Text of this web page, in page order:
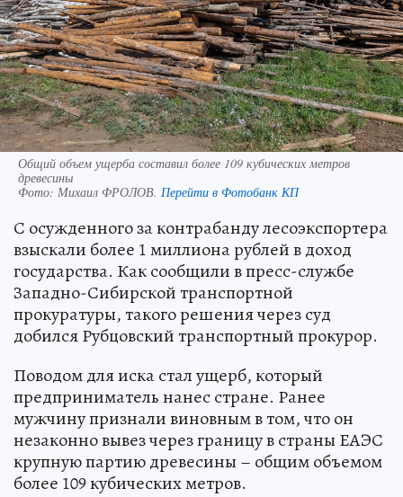
Общий объем ущерба составил более 109 кубических метров
древесины
Фото: Михаил ФРОЛОВ. Перейти в Фотобанк КП
С осужденного за контрабанду лесоэкспортера
взыскали более 1 миллиона рублей в доход
государства. Как сообщили в пресс-службе
Западно-Сибирской транспортной
прокуратуры, такого решения через суд
добился Рубцовский транспортный прокурор.
Поводом для иска стал ущерб, который
предприниматель нанес стране. Ранее
мужчину признали виновным в том, что он
незаконно вывез через границу в страны ЕАЭС
крупную партию древесины – общим объемом
более 109 кубических метров.